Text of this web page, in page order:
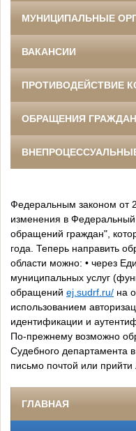
МУНИЦИПАЛЬНЫЕ
ВАКАНСИИ
ПРОТИВОДЕЙСТВИЕ
ОБРАЩЕНИЯ ГРАЖДАН
Федеральным законом
изменения в
обращений граждан",
года. Теперь направить
области можно: • через
муниципальных услуг
обращений ej.sudrf.ru/ на
использованием
идентификации и
По-прежнему возможно
Судебного департамента
письмо почтой или прийти
ГЛАВНАЯ